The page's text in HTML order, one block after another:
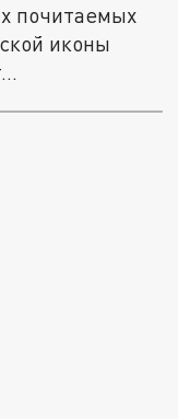
почитаемых
иконы